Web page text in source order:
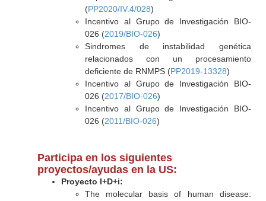
(PP2020/IV.4/028)
Incentivo al Grupo de Investigación BIO-
026 (2019/BIO-026)
Sindromes de instabilidad genética
relacionados con un procesamiento
deficiente de RNMPS (PP2019-13328)
Incentivo al Grupo de Investigación BIO-
026 (2017/BIO-026)
Incentivo al Grupo de Investigación BIO-
026 (2011/BIO-026)
Participa en los siguientes
proyectos/ayudas en la US:
Proyecto I+D+i:
The molecular basis of human disease: